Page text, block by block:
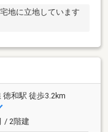
地に立地しています
徳和駅 徒歩3.2km
/ 2階建